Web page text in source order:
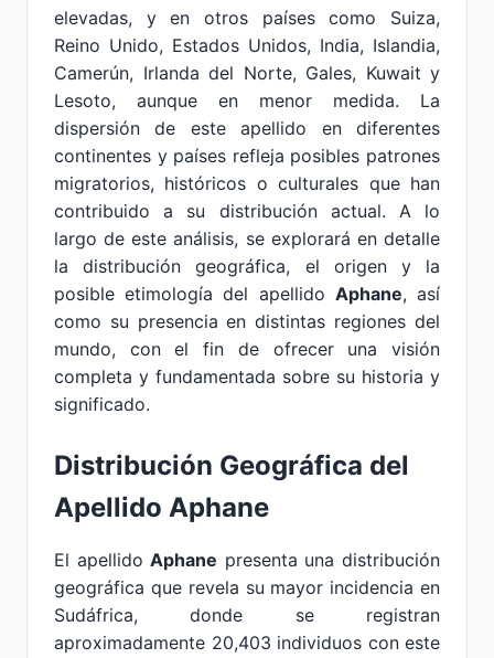
elevadas, y en otros países como Suiza,
Reino Unido, Estados Unidos, India, Islandia,
Camerún, Irlanda del Norte, Gales, Kuwait y
Lesoto, aunque en menor medida. La
dispersión de este apellido en diferentes
continentes y países refleja posibles patrones
migratorios, históricos o culturales que han
contribuido a su distribución actual. A lo
largo de este análisis, se explorará en detalle
la distribución geográfica, el origen y la
posible etimología del apellido Aphane, así
como su presencia en distintas regiones del
mundo, con el fin de ofrecer una visión
completa y fundamentada sobre su historia y
significado.
Distribución Geográfica del
Apellido Aphane
El apellidoAphane presenta una distribución
geográfica que revela su mayor incidencia en
Sudáfrica, donde se registran
aproximadamente 20,403 individuos con este